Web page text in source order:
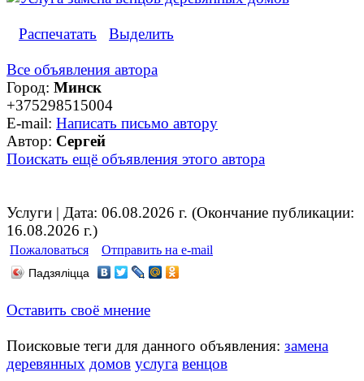
Распечатать Выделить
Все объявления автора
Город: Минск
+375298515004
E-mail: Написать письмо автору
Автор: Сергей
Поискать ещё объявления этого автора
Услуги | Дата: 06.08.2026 г. (Окончание публикации:
16.08.2026 г.)
Пожаловаться Отправить на e-mail
Падзяліцца
Оставить своё мнение
Поисковые теги для данного объявления: замена
деревянных домов услуга венцов